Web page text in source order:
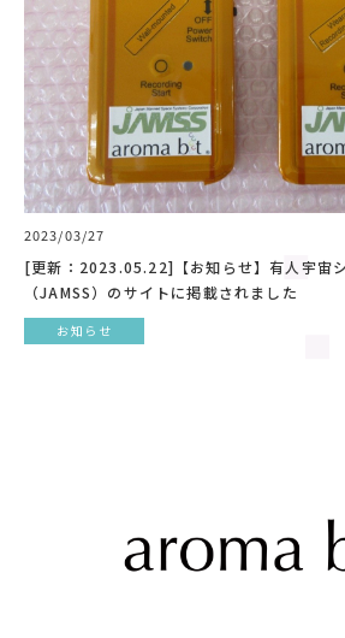
2023/03/27
[更新：2023.05.22]【お知らせ】有人宇宙
（JAMSS）のサイトに掲載されました
お知らせ